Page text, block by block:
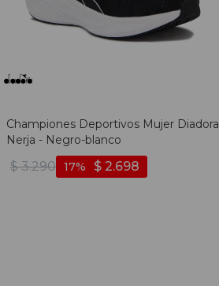
Championes Deportivos Mujer Diadora
Nerja - Negro-blanco
$ 3.290 $ 2.698
17